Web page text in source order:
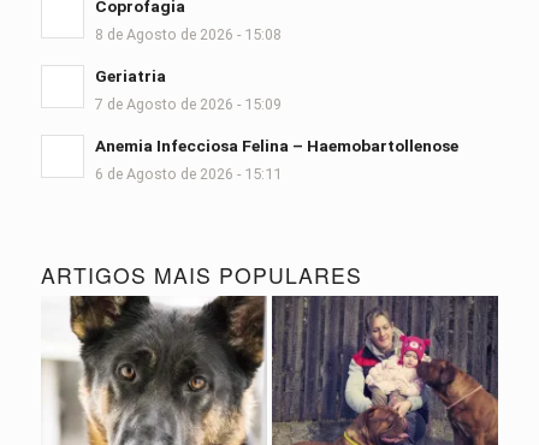
Coprofagia
8 de Agosto de 2026 - 15:08
Geriatria
7 de Agosto de 2026 - 15:09
Anemia Infecciosa Felina – Haemobartollenose
6 de Agosto de 2026 - 15:11
ARTIGOS MAIS POPULARES